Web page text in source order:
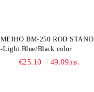
MEIHO BM-250 ROD STAND
-Light Blue/Black color
€25.10 49.09лв.